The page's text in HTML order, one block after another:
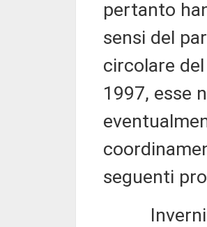
pertanto
sensi del
circolare
1997, esse
seguenti
Invernizzi